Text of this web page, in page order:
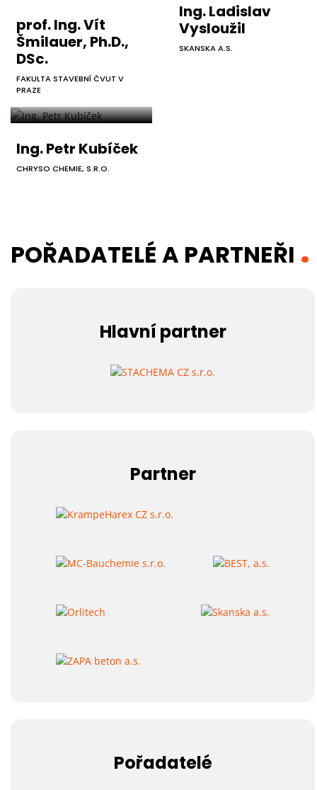
prof. Ing. Vít
Šmilauer, Ph.D.,
DSc.
FAKULTA STAVEBNÍ ČVUT V
PRAZE
Ing. Ladislav
Vysloužil
SKANSKA A.S.
Ing. Petr Kubíček
CHRYSO CHEMIE, S.R.O.
POŘADATELÉ A PARTNEŘI
Hlavní partner
Partner
Pořadatelé